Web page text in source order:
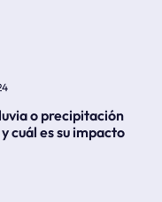
o precipitación
cuál es su impacto